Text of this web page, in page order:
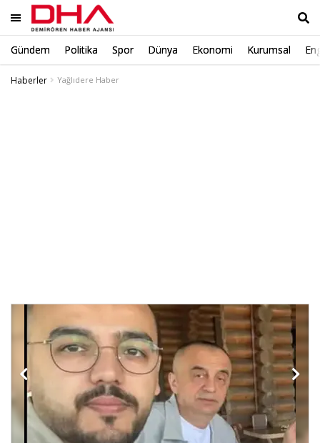
Gündem Politika Spor Dünya Ekonomi Kurumsal
Haberler
Yağlıdere Haber